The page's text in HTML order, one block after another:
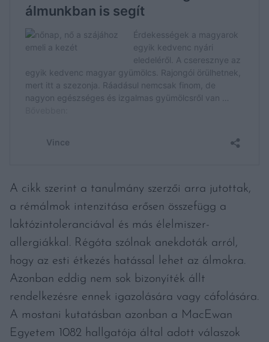
A cikk szerint a tanulmány szerzői arra jutottak,
a rémálmok intenzitása erősen összefügg a
laktózintoleranciával és más élelmiszer-
allergiákkal. Régóta szólnak anekdoták arról,
hogy az esti étkezés hatással lehet az álmokra.
Azonban eddig nem sok bizonyíték állt
rendelkezésre ennek igazolására vagy cáfolására.
A mostani kutatásban azonban a MacEwan
Egyetem 1082 hallgatója által adott válaszok